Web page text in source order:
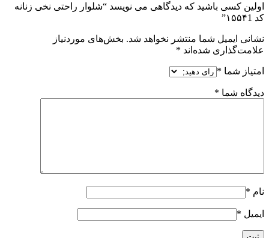
اولین کسی باشید که دیدگاهی می نویسد “شلوار راحتی نخی زنانه
کد ۱۵۵۴1”
نشانی ایمیل شما منتشر نخواهد شد. بخش‌های موردنیاز
علامت‌گذاری شده‌اند *
امتیاز شما *
دیدگاه شما *
نام *
ایمیل *